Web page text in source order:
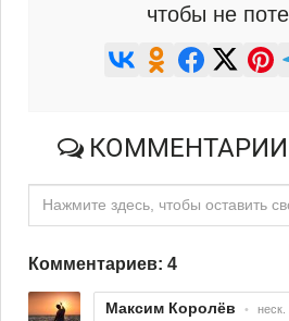
чтобы не
Нажмите здесь, чтобы оставить
Комментариев: 4
Максим Королёв • неск.